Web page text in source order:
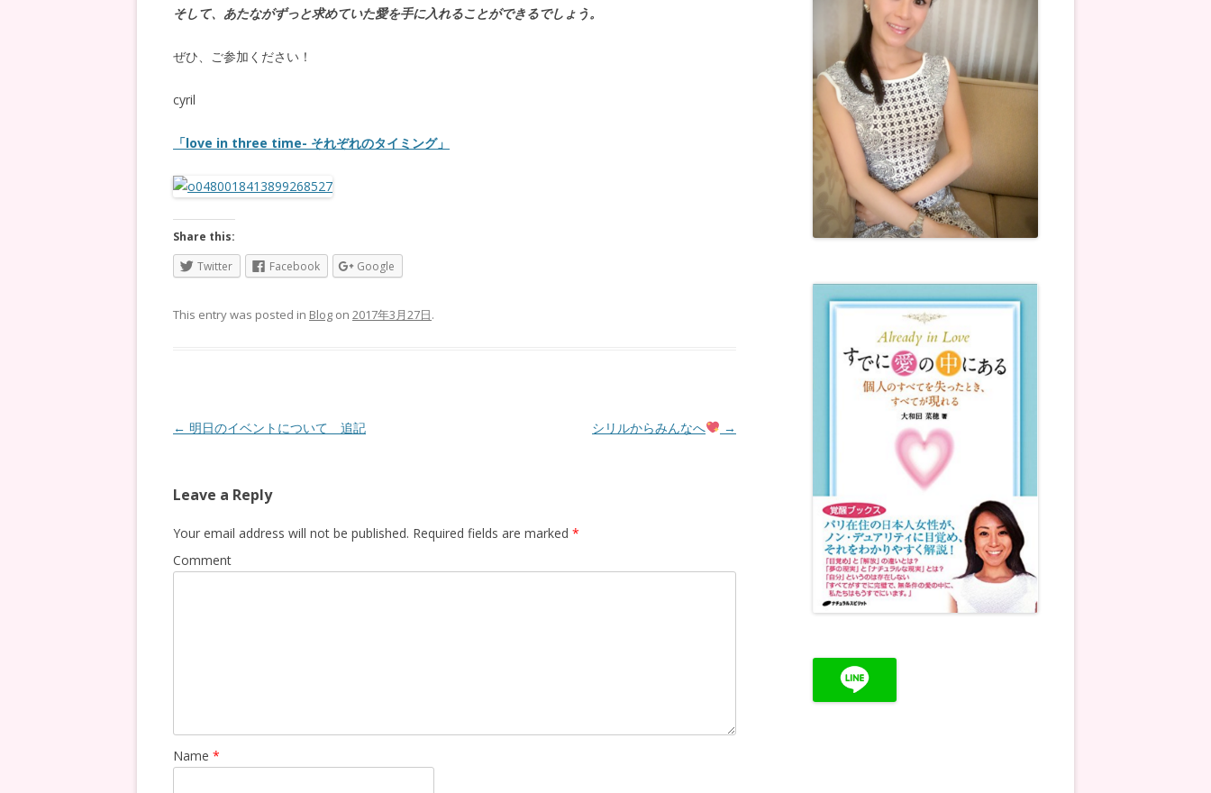
そして、あたながずっと求めていた愛を手に入れることができるでしょう。
ぜひ、ご参加ください！
cyril
「love in three time- それぞれのタイミング」
Share this:
Twitter
Facebook Google
This entry was posted in Blog on 2017年3月27日.
Post
← 明日のイベントについて 追記 シリルからみんなへ →
Leave a Reply
Your email address will not be published. Required fields are marked *
Comment
Name *